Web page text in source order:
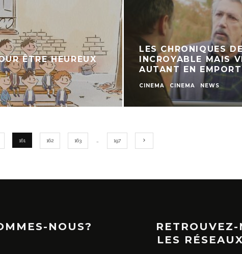
ÊTRE HEUREUX
LES CHRONIQUES
INCROYABLE MAIS
AUTANT EN
CINEMA CINEMA NEWS
161 162 163 197
NOUS?
RETROUVEZ-
LES